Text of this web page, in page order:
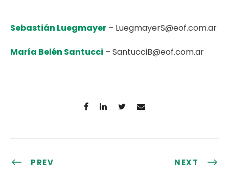
Sebastián Luegmayer – LuegmayerS@eof.com.ar
María Belén Santucci – SantucciB@eof.com.ar
PREV NEXT